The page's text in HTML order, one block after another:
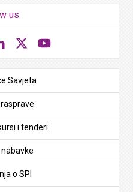
us
LinkedIn
Savjeta
i tenderi
o SPI